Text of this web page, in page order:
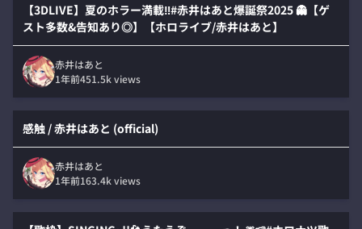
【3DLIVE】夏のホラー満載‼️#赤井はあと爆誕祭2025 👻【ゲ
スト多数&告知あり◎】【ホロライブ/赤井はあと】
赤井はあと
1年前451.5kviews
感触 / 赤井はあと (official)
赤井はあと
1年前163.4kviews